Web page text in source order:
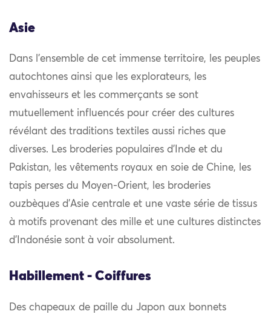
Asie
Dans l’ensemble de cet immense territoire, les peuples
autochtones ainsi que les explorateurs, les
envahisseurs et les commerçants se sont
mutuellement influencés pour créer des cultures
révélant des traditions textiles aussi riches que
diverses. Les broderies populaires d’Inde et du
Pakistan, les vêtements royaux en soie de Chine, les
tapis perses du Moyen-Orient, les broderies
ouzbèques d’Asie centrale et une vaste série de tissus
à motifs provenant des mille et une cultures distinctes
d’Indonésie sont à voir absolument.
Habillement - Coiffures
Des chapeaux de paille du Japon aux bonnets